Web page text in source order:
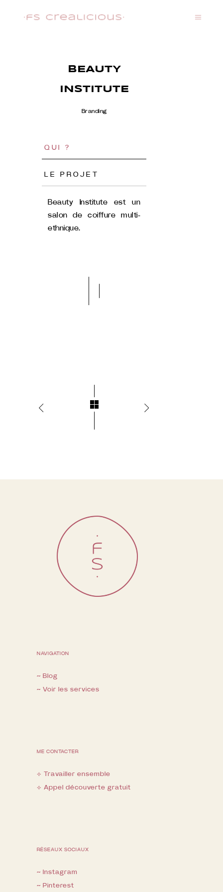
BEAUTY
INSTITUTE
Branding
QUI ?
LE PROJET
Beauty Institute est un
salon de coiffure multi‐
ethnique.
NAVIGATION
~ Blog
~ Voir les services
ME CONTACTER
⟡ Travailler ensemble
⟡ Appel découverte gratuit
RÉSEAUX SOCIAUX
~ Instagram
~ Pinterest